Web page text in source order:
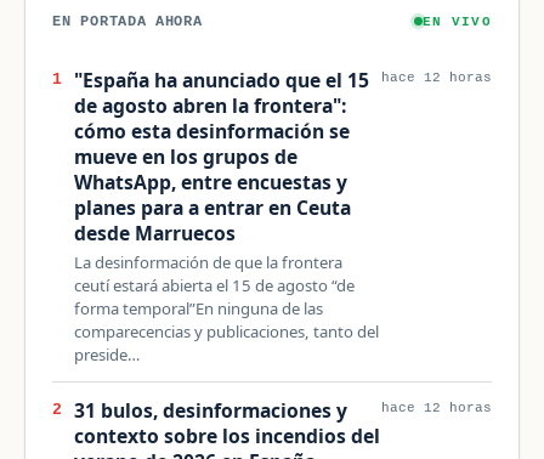
EN PORTADA AHORA EN VIVO
1
"España ha anunciado que el 15
de agosto abren la frontera":
cómo esta desinformación se
mueve en los grupos de
WhatsApp, entre encuestas y
planes para a entrar en Ceuta
desde Marruecos
La desinformación de que la frontera
ceutí estará abierta el 15 de agosto “de
forma temporal”En ninguna de las
comparecencias y publicaciones, tanto del
preside…
hace 12 horas
2
31 bulos, desinformaciones y
contexto sobre los incendios del
hace 12 horas